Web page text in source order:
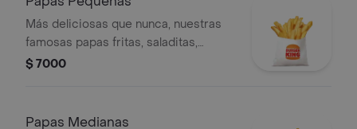
Más deliciosas que nunca, nuestras
famosas papas fritas, saladitas,
doradas por fuera y suaves por
$ 7000
Papas Medianas